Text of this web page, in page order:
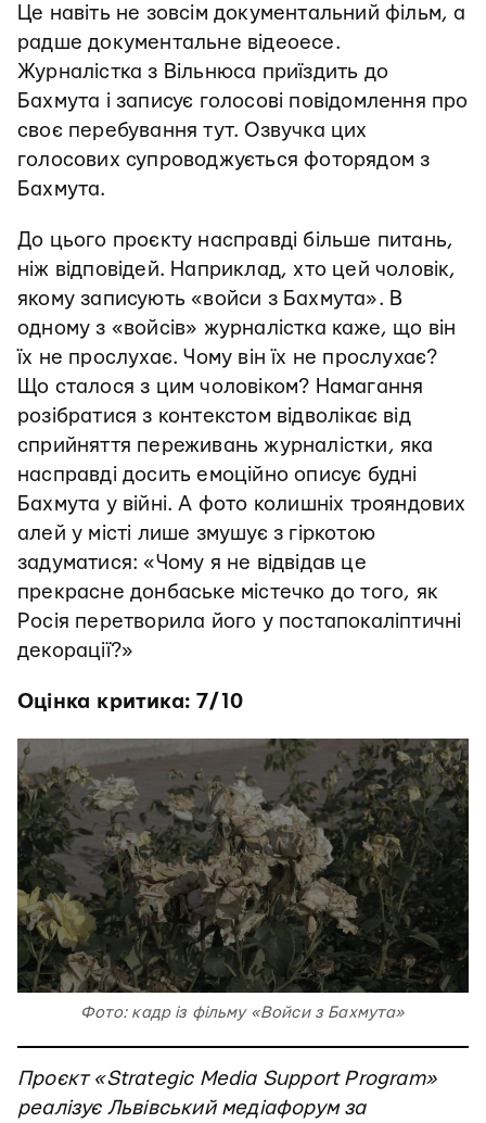
Це навіть не зовсім документальний фільм, а
радше документальне відеоесе.
Журналістка з Вільнюса приїздить до
Бахмута і записує голосові повідомлення про
своє перебування тут. Озвучка цих
голосових супроводжується фоторядом з
Бахмута.
До цього проєкту насправді більше питань,
ніж відповідей. Наприклад, хто цей чоловік,
якому записують «войси з Бахмута». В
одному з «войсів» журналістка каже, що він
їх не прослухає. Чому він їх не прослухає?
Що сталося з цим чоловіком? Намагання
розібратися з контекстом відволікає від
сприйняття переживань журналістки, яка
насправді досить емоційно описує будні
Бахмута у війні. А фото колишніх трояндових
алей у місті лише змушує з гіркотою
задуматися: «Чому я не відвідав це
прекрасне донбаське містечко до того, як
Росія перетворила його у постапокаліптичні
декорації?»
Оцінка критика: 7/10
Фото: кадр із фільму «Войси з Бахмута»
Проєкт «Strategic Media Support Program»
реалізує Львівський медіафорум за